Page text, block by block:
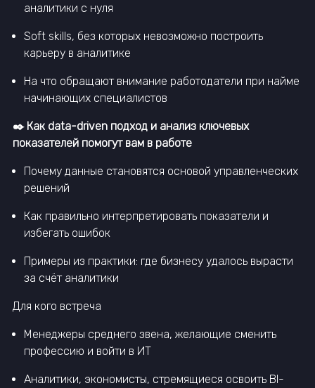
аналитики с нуля
Soft skills, без которых невозможно построить
карьеру в аналитике
На что обращают внимание работодатели при найме
начинающих специалистов
✒️ Как data-driven подход и анализ ключевых
показателей помогут вам в работе
Почему данные становятся основой управленческих
решений
Как правильно интерпретировать показатели и
избегать ошибок
Примеры из практики: где бизнесу удалось вырасти
за счёт аналитики
Для кого встреча
Менеджеры среднего звена, желающие сменить
профессию и войти в ИТ
Аналитики, экономисты, стремящиеся освоить BI-